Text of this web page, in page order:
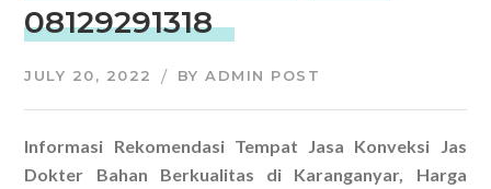
08129291318
JULY 20, 2022 BYADMIN POST
Informasi Rekomendasi Tempat Jasa Konveksi Jas
Dokter Bahan Berkualitas di Karanganyar, Harga